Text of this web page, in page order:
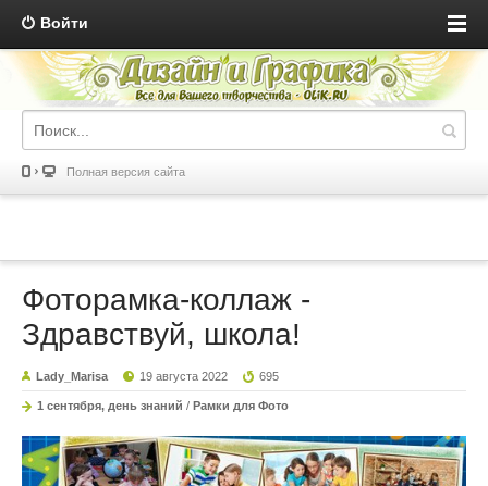
Войти
Полная версия сайта
Фоторамка-коллаж -
Здравствуй, школа!
Lady_Marisa 19 августа 2022 695
1 сентября, день знаний / Рамки для Фото